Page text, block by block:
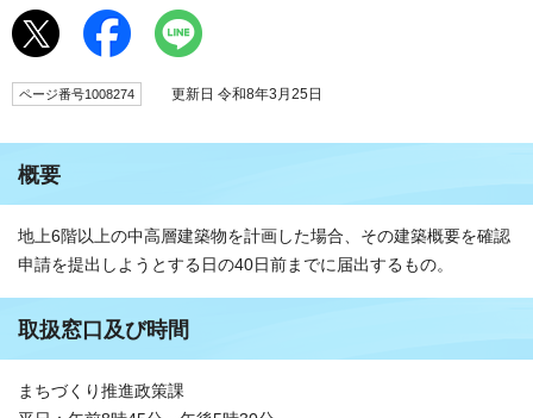
ページ番号1008274 更新日 令和8年3月25日
概要
地上6階以上の中高層建築物を計画した場合、その建築概要を確認
申請を提出しようとする日の40日前までに届出するもの。
取扱窓口及び時間
まちづくり推進政策課